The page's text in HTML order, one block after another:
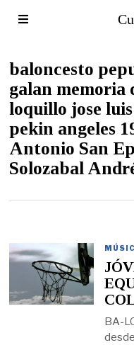
baloncesto
galan memoria
loquillo jose
pekin angeles
Antonio San
Solozabal
BA-